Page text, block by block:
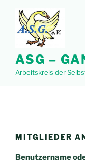
Inhalt
springen
ASG –
Arbeitskreis der
MITGLIEDER
Benutzername